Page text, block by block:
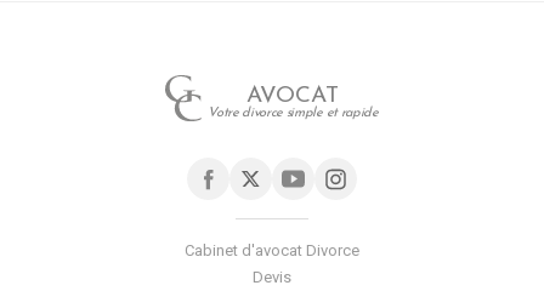
AVOCAT
Votre divorce simple et rapide
Cabinet d'avocat Divorce
Devis